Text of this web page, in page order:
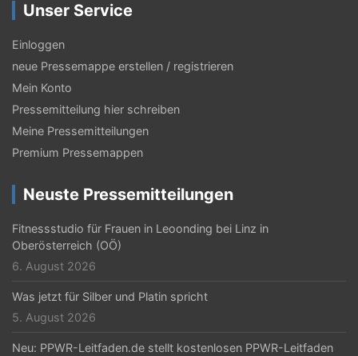
Unser Service
Einloggen
neue Pressemappe erstellen / registrieren
Mein Konto
Pressemitteilung hier schreiben
Meine Pressemitteilungen
Premium Pressemappen
Neuste Pressemitteilungen
Fitnessstudio für Frauen in Leoonding bei Linz in
Oberösterreich (OÖ)
6. August 2026
Was jetzt für Silber und Platin spricht
5. August 2026
Neu: PPWR-Leitfaden.de stellt kostenlosen PPWR-Leitfaden